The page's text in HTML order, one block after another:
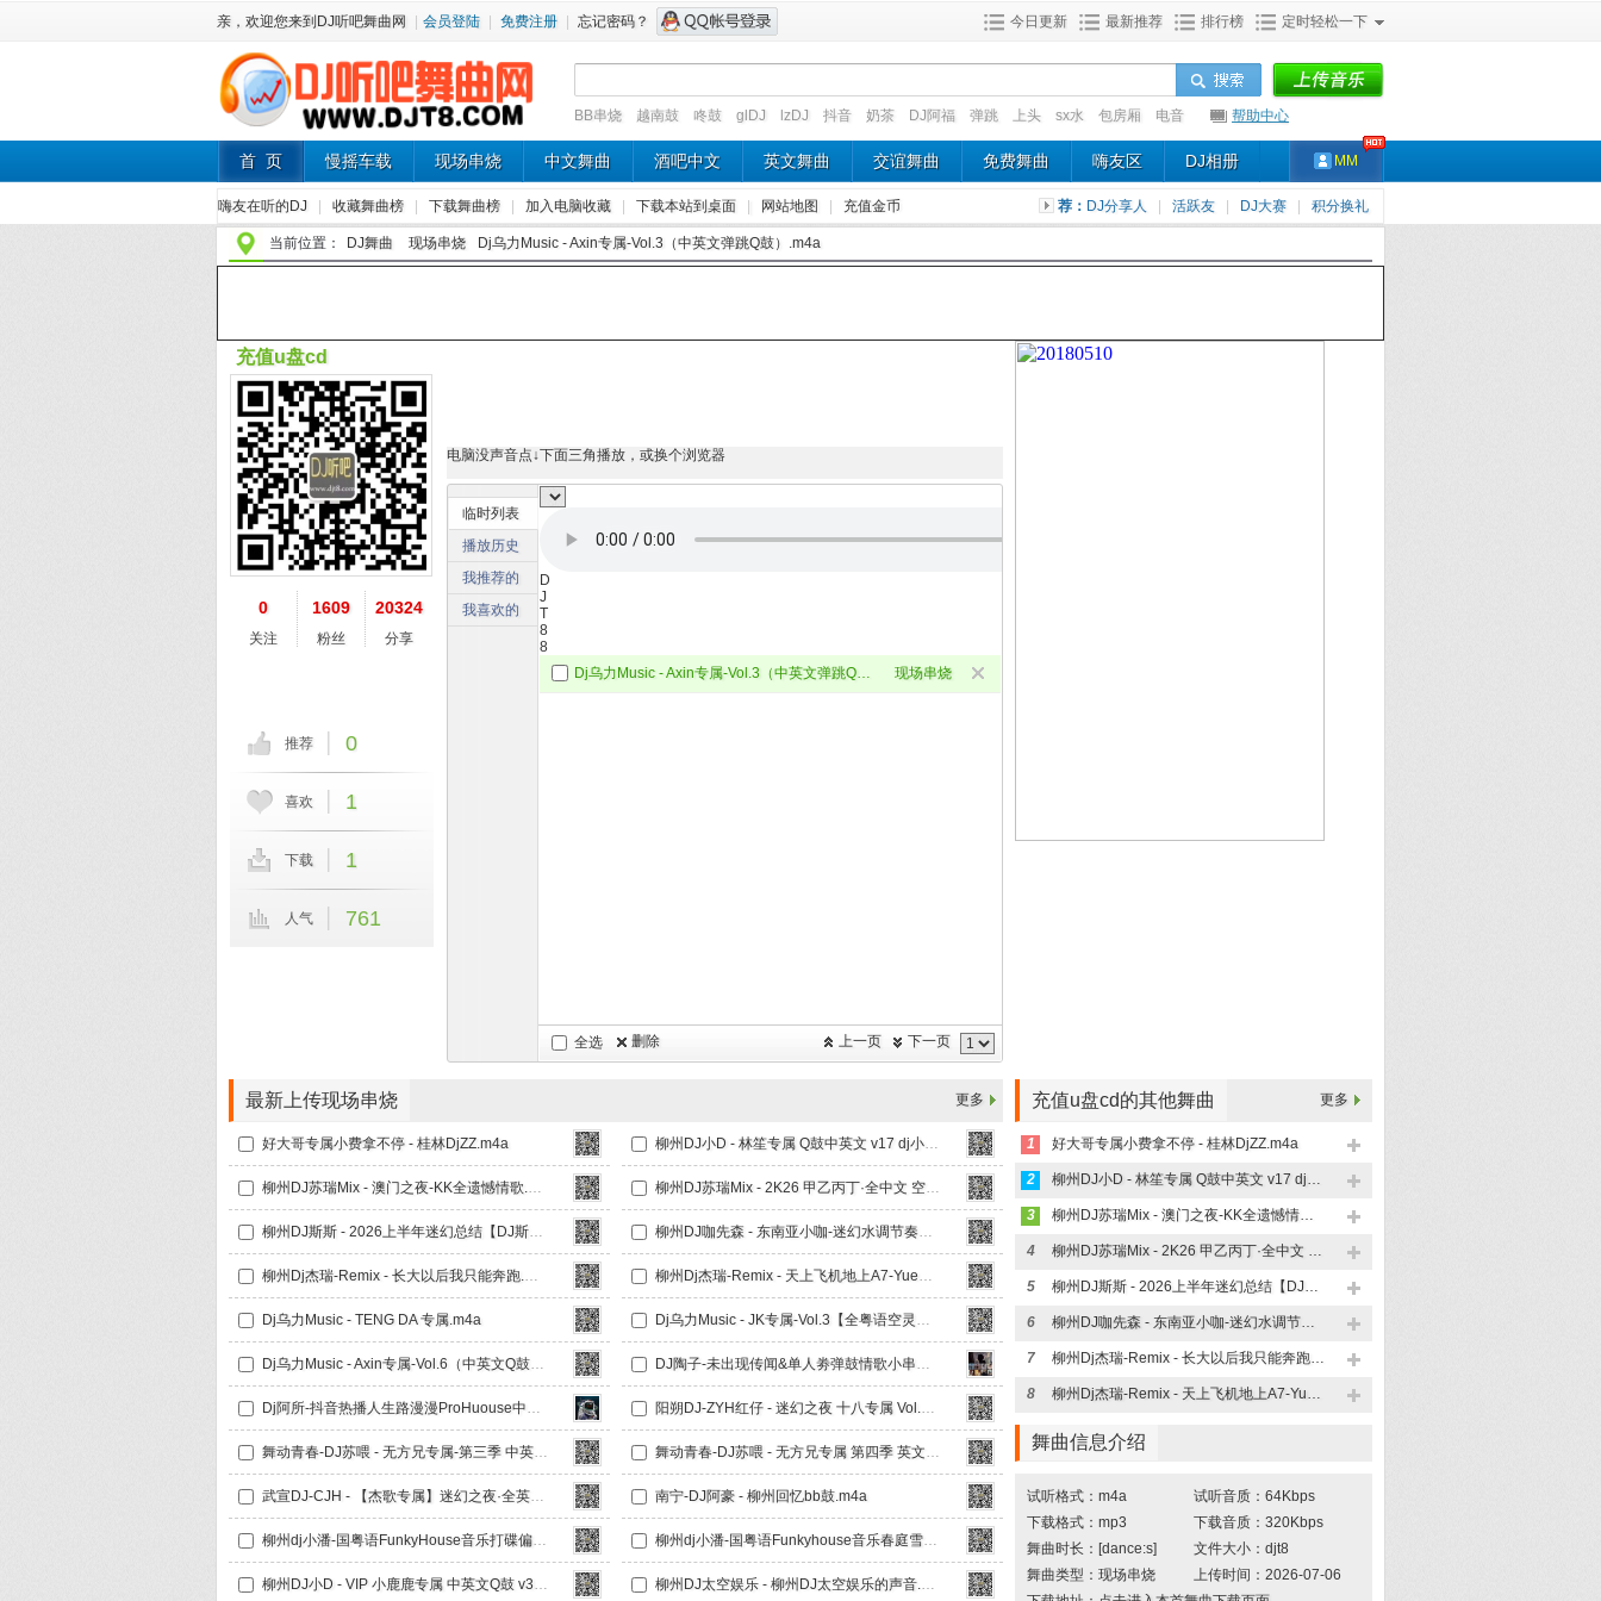
亲，欢迎您来到DJ听吧舞曲网 会员登陆 免费注册 忘记密码？ 今日更新 最新推荐 排行榜 定时轻松一下
BB串烧 越南鼓 咚鼓 glDJ lzDJ 抖音 奶茶 DJ阿福 弹跳 上头 sx水 包房厢 电音 帮助中心
首 页 慢摇车载 现场串烧 中文舞曲 酒吧中文 英文舞曲 交谊舞曲 免费舞曲 嗨友区 DJ相册 MM
嗨友在听的DJ 收藏舞曲榜 下载舞曲榜 加入电脑收藏 下载本站到桌面 网站地图 充值金币 荐： DJ分享人 活跃友 DJ大赛 积分换礼
当前位置： DJ舞曲 现场串烧 Dj乌力Music - Axin专属-Vol.3（中英文弹跳Q鼓）.m4a
电脑没声音点↓下面三角播放，或换个浏览器
临时列表
播放历史
我推荐的
我喜欢的
D
J
T
8
8
Dj乌力Music - Axin专属-Vol.3（中英文弹跳Q鼓）.m4a
现场串烧
全选 删除 下一页
上一页
充值u盘cd
0
关注
1609
粉丝
20324
分享
推荐 0
喜欢 1
下载 1
人气 761
最新上传现场串烧 更多
好大哥专属小费拿不停 - 桂林DjZZ.m4a 柳州DJ小D - 林笙专属 Q鼓中英文 v17 dj小D.m4a
柳州DJ苏瑞Mix - 澳门之夜-KK全遗憾情歌.m4a 柳州DJ苏瑞Mix - 2K26 甲乙丙丁·全中文 空灵鼓串烧.m4a
柳州DJ斯斯 - 2026上半年迷幻总结【DJ斯斯大放送Nol.4】.m4a 柳州DJ咖先森 - 东南亚小咖-迷幻水调节奏【全英文Funky House 系列】竹子串烧《广西龙仔专属定制》.m4a
柳州Dj杰瑞-Remix - 长大以后我只能奔跑.m4a 柳州Dj杰瑞-Remix - 天上飞机地上A7-YueB专属.m4a
Dj乌力Music - TENG DA 专属.m4a Dj乌力Music - JK专属-Vol.3【全粤语空灵鼓串烧】.m4a
Dj乌力Music - Axin专属-Vol.6（中英文Q鼓）.m4a DJ陶子-未出现传闻&单人劵弹鼓情歌小串烧.m4a
Dj阿所-抖音热播人生路漫漫ProHuouse中文串烧 阳朔DJ-ZYH红仔 - 迷幻之夜 十八专属 Vol.4【阳朔DJ-ZYH】.m4a
舞动青春-DJ苏喂 - 无方兄专属-第三季 中英文Q鼓 我要验牌.m4a 舞动青春-DJ苏喂 - 无方兄专属 第四季 英文Q鼓Sta加强版 xin2026 Mix.m4a
武宣DJ-CJH - 【杰歌专属】迷幻之夜·全英文弹跳上冲Funky Hosue.m4a 南宁-DJ阿豪 - 柳州回忆bb鼓.m4a
柳州dj小潘-国粤语FunkyHouse音乐打碟偏爱空灵鼓DJ车载串烧.m4a 柳州dj小潘-国粤语Funkyhouse音乐春庭雪车载dj串烧.m4a
柳州DJ小D - VIP 小鹿鹿专属 中英文Q鼓 v30（dj小D).m4a 柳州DJ太空娱乐 - 柳州DJ太空娱乐的声音.m4a
充值u盘cd的其他舞曲 更多
1 好大哥专属小费拿不停 - 桂林DjZZ.m4a
2 柳州DJ小D - 林笙专属 Q鼓中英文 v17 dj小D.m4a
3 柳州DJ苏瑞Mix - 澳门之夜-KK全遗憾情歌.m4a
4 柳州DJ苏瑞Mix - 2K26 甲乙丙丁·全中文 空灵鼓串烧.m4a
5 柳州DJ斯斯 - 2026上半年迷幻总结【DJ斯斯大放送Nol.4】.m4a
6 柳州DJ咖先森 - 东南亚小咖-迷幻水调节奏【全英文Funky House 系列】竹子串烧《广西龙仔专属定制》.m4a
7 柳州Dj杰瑞-Remix - 长大以后我只能奔跑.m4a
8 柳州Dj杰瑞-Remix - 天上飞机地上A7-YueB专属.m4a
舞曲信息介绍
试听格式：m4a
试听音质：64Kbps
下载格式：mp3
下载音质：320Kbps
舞曲时长：[dance:s]
文件大小：djt8
舞曲类型：现场串烧
上传时间：2026-07-06